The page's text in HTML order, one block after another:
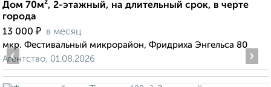
Дом 70м², 2-этажный, на длительный срок, в черте
города
13 000 ₽ в месяц
мкр. Фестивальный микрорайон, Фридриха Энгельса 80
Агентство, 01.08.2026
‹ ›